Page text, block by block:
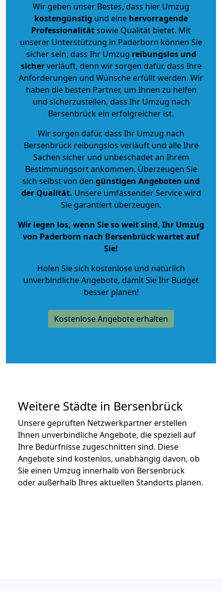
Wir geben unser Bestes, dass hier Umzug
kostengünstig und eine hervorragende
Professionalitätsowie Qualität bietet. Mit
unserer Unterstützung in Paderborn können Sie
sicher sein, dass Ihr Umzug reibungslos und
sicherverläuft, denn wir sorgen dafür, dass Ihre
Anforderungen und Wünsche erfüllt werden. Wir
haben die besten Partner, um Ihnen zu helfen
und sicherzustellen, dass Ihr Umzug nach
Bersenbrück ein erfolgreicher ist.
Wir sorgen dafür, dass Ihr Umzug nach
Bersenbrück reibungslos verläuft und alle Ihre
Sachen sicher und unbeschadet an Ihrem
Bestimmungsort ankommen. Überzeugen Sie
sich selbst von den günstigen Angeboten und
der Qualität. Unsere umfassender Service wird
Sie garantiert überzeugen.
Wir legen los, wenn Sie so weit sind, Ihr Umzug
von Paderborn nach Bersenbrück wartet auf
Sie!
Holen Sie sich kostenlose und natürlich
unverbindliche Angebote, damit Sie Ihr Budget
besser planen!
Kostenlose Angebote erhalten
Weitere Städte in Bersenbrück
Unsere geprüften Netzwerkpartner erstellen
Ihnen unverbindliche Angebote, die speziell auf
Ihre Bedürfnisse zugeschnitten sind. Diese
Angebote sind kostenlos, unabhängig davon, ob
Sie einen Umzug innerhalb von Bersenbrück
oder außerhalb Ihres aktuellen Standorts planen.